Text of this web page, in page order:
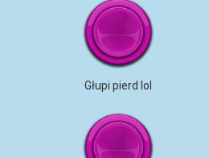
Głupi pierd lol